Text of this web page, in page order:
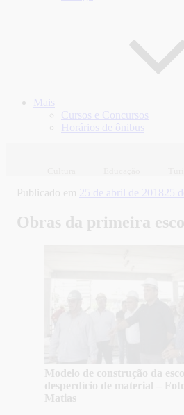
Mais
Cursos e Concursos
Horários de ônibus
Publicado em 25 de abril de 2018 25
Obras da primeira
Modelo de construção da
desperdício de material –
Matias